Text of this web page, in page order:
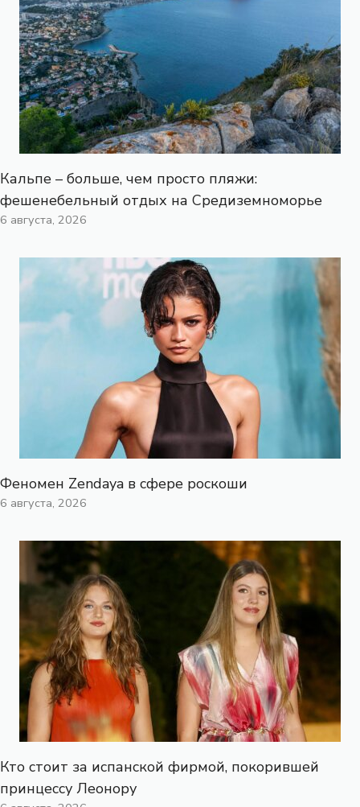
Кальпе – больше, чем просто пляжи:
фешенебельный отдых на Средиземноморье
6 августа, 2026
Феномен Zendaya в сфере роскоши
6 августа, 2026
Кто стоит за испанской фирмой, покорившей
принцессу Леонору